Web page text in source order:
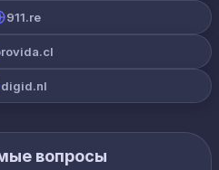
911.re
digid.nl
вопросы